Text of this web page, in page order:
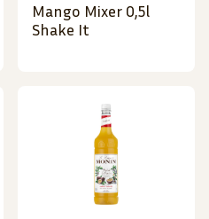
Mango Mixer 0,5l
Shake It